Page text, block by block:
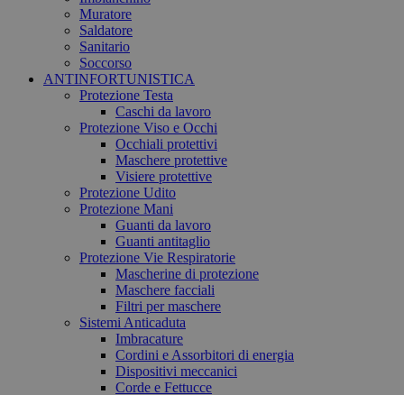
Muratore
Saldatore
Sanitario
Soccorso
ANTINFORTUNISTICA
Protezione Testa
Caschi da lavoro
Protezione Viso e Occhi
Occhiali protettivi
Maschere protettive
Visiere protettive
Protezione Udito
Protezione Mani
Guanti da lavoro
Guanti antitaglio
Protezione Vie Respiratorie
Mascherine di protezione
Maschere facciali
Filtri per maschere
Sistemi Anticaduta
Imbracature
Cordini e Assorbitori di energia
Dispositivi meccanici
Corde e Fettucce